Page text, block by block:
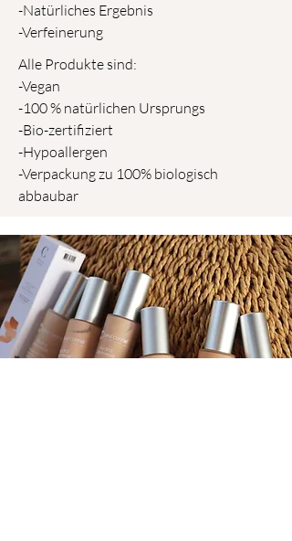
-Natürliches Ergebnis
-Verfeinerung
Alle Produkte sind:
-Vegan
-100 % natürlichen Ursprungs
-Bio-zertifiziert
-Hypoallergen
-Verpackung zu 100% biologisch
abbaubar